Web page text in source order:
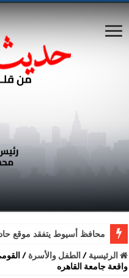
محافظ أسيوط يتفقد موقع
الرئيسية / الطفل والأسرة /
واقعة جامعة القاهره